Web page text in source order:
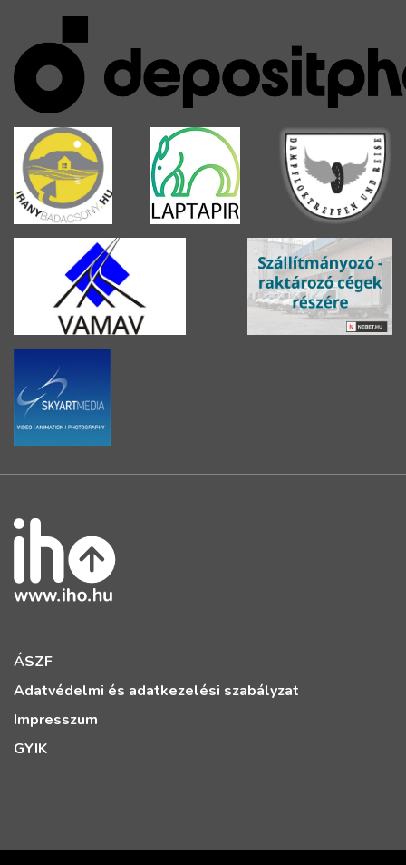
ÁSZF
Adatvédelmi és adatkezelési szabályzat
Impresszum
GYIK